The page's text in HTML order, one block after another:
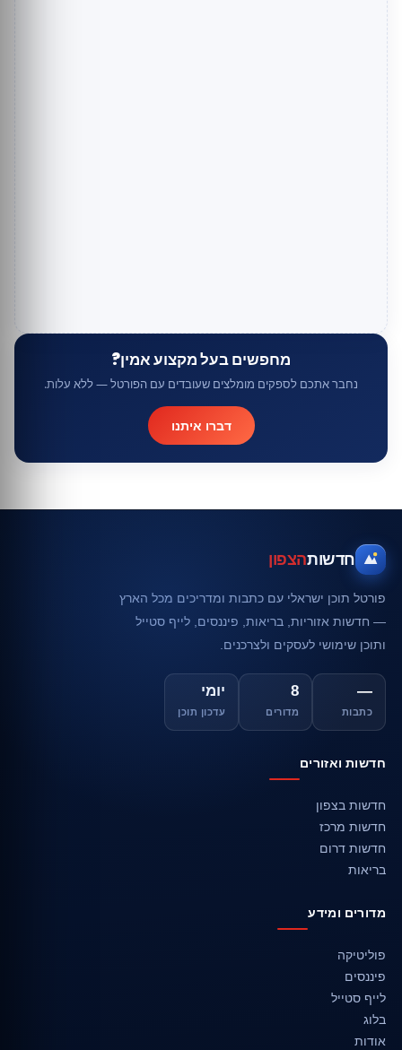
מחפשים בעל מקצוע אמין?
נחבר אתכם לספקים מומלצים שעובדים עם הפורטל — ללא עלות.
דברו איתנו
חדשותהצפון
פורטל תוכן ישראלי עם כתבות ומדריכים מכל הארץ
— חדשות אזוריות, בריאות, פיננסים, לייף סטייל
ותוכן שימושי לעסקים ולצרכנים.
—
כתבות
8
מדורים
יומי
עדכון תוכן
חדשות ואזורים
חדשות בצפון
חדשות מרכז
חדשות דרום
בריאות
מדורים ומידע
פוליטיקה
פיננסים
לייף סטייל
בלוג
אודות